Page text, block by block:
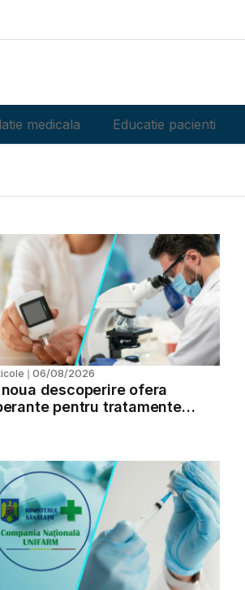
medicala Educatie pacienti
❘ 06/08/2026
noua descoperire ofera
pentru tratamente